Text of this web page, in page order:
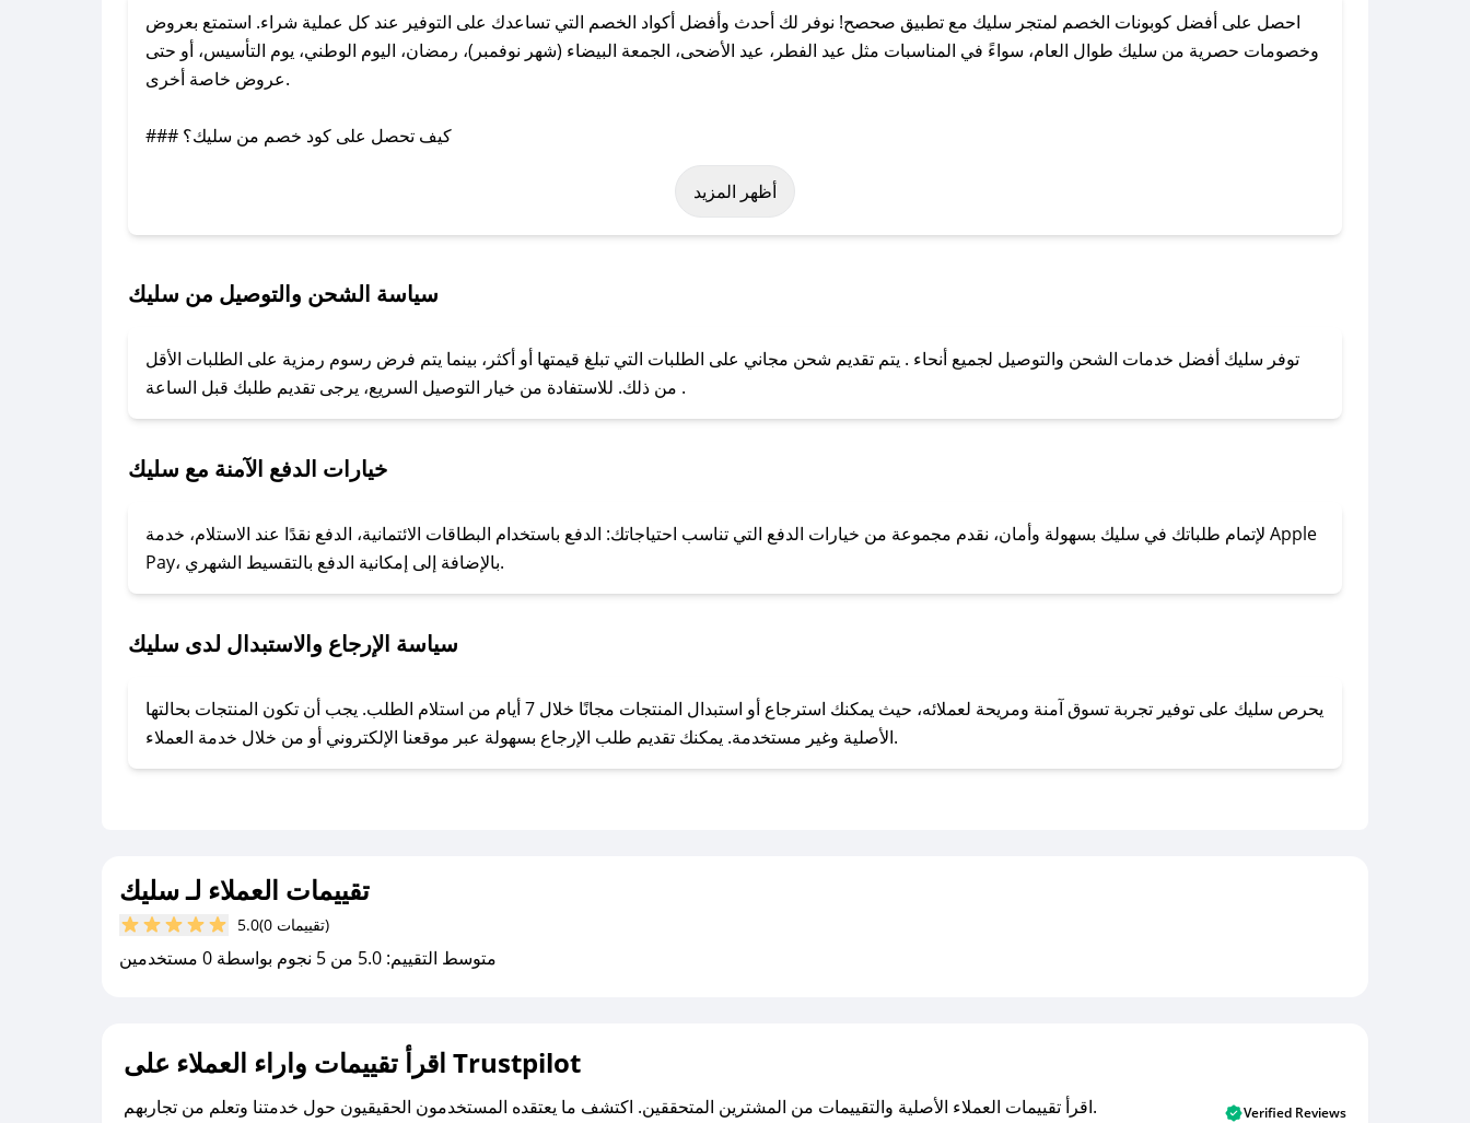
احصل على أفضل كوبونات الخصم لمتجر سليك مع تطبيق صحصح! نوفر لك أحدث وأفضل أكواد الخصم التي تساعدك على التوفير عند كل عملية شراء. استمتع بعروض
وخصومات حصرية من سليك طوال العام، سواءً في المناسبات مثل عيد الفطر، عيد الأضحى، الجمعة البيضاء (شهر نوفمبر)، رمضان، اليوم الوطني، يوم التأسيس، أو حتى
عروض خاصة أخرى.
### كيف تحصل على كود خصم من سليك؟
باستخدام تطبيق صحصح، يمكنك العثور بسهولة على كود خصم سليك. وفي حال عدم توفر الكوبون، تواصل معنا عبر تويتر أو البريد الإلكتروني لإضافته بسرعة.
لا تقلق! يمكنك التواصل مع فريق دعم صحصح عبر الرسائل الخاصة على تويتر أو البريد الإلكتروني، وسنقوم بحل المشكلة في أسرع وقت ممكن.
### ماذا أفعل إذا لم أجد كود خصم لمتجري المفضل؟
للحصول على كوبونات وخصومات حصرية، قم بما يلي:
- اضغط على أيقونة متابعة لمتجر سليك في تطبيق صحصح.
- تابع حسابنا الرسمي على تويتر وقم بتفعيل زر التنبيهات.
أظهر المزيد
سياسة الشحن والتوصيل من سليك
توفر سليك أفضل خدمات الشحن والتوصيل لجميع أنحاء . يتم تقديم شحن مجاني على الطلبات التي تبلغ قيمتها أو أكثر، بينما يتم فرض رسوم رمزية على الطلبات الأقل
من ذلك. للاستفادة من خيار التوصيل السريع، يرجى تقديم طلبك قبل الساعة .
خيارات الدفع الآمنة مع سليك
لإتمام طلباتك في سليك بسهولة وأمان، نقدم مجموعة من خيارات الدفع التي تناسب احتياجاتك: الدفع باستخدام البطاقات الائتمانية، الدفع نقدًا عند الاستلام، خدمة Apple
Pay، بالإضافة إلى إمكانية الدفع بالتقسيط الشهري.
سياسة الإرجاع والاستبدال لدى سليك
يحرص سليك على توفير تجربة تسوق آمنة ومريحة لعملائه، حيث يمكنك استرجاع أو استبدال المنتجات مجانًا خلال 7 أيام من استلام الطلب. يجب أن تكون المنتجات بحالتها
الأصلية وغير مستخدمة. يمكنك تقديم طلب الإرجاع بسهولة عبر موقعنا الإلكتروني أو من خلال خدمة العملاء.
تقييمات العملاء لـ سليك
5.0 (0 تقييمات)
متوسط التقييم: 5.0 من 5 نجوم بواسطة 0 مستخدمين
اقرأ تقييمات واراء العملاء على Trustpilot
اقرأ تقييمات العملاء الأصلية والتقييمات من المشترين المتحققين. اكتشف ما يعتقده المستخدمون الحقيقيون حول خدمتنا وتعلم من تجاربهم. Verified Reviews